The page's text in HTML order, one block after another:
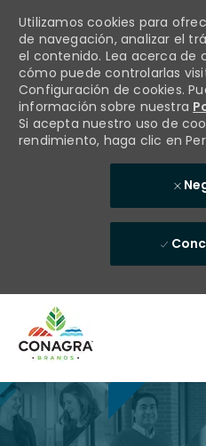
-
Utilizamos cookies para
de navegación, analizar el
el contenido. Lea acerca de
cómo puede controlarlas
Configuración de cookies.
información sobre nuestra
Si acepta nuestro uso de
rendimiento, haga clic en